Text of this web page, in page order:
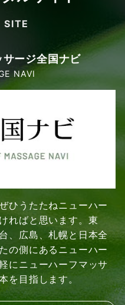
SITE
ージ全国ナビ
NAVI
ひうたたねニューハー
ればと思います。東
、広島、札幌と日本全
の側にあるニューハー
にニューハーフマッサ
を目指します。